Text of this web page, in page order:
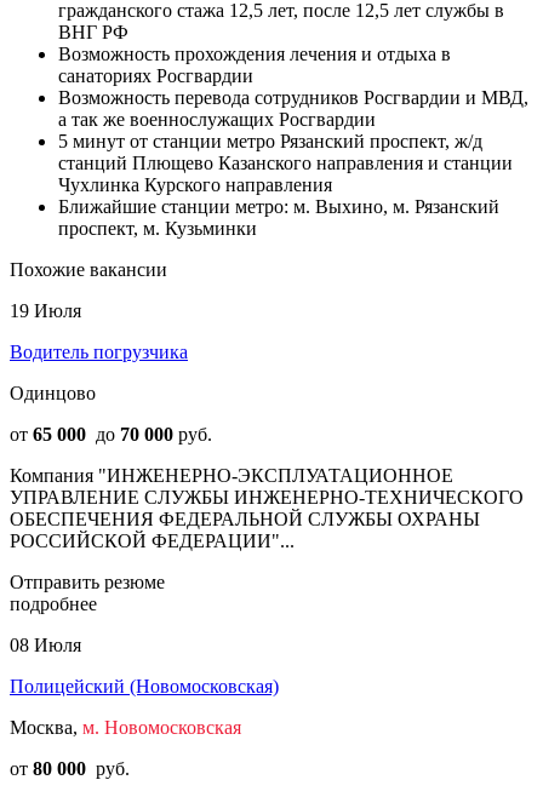
гражданского стажа 12,5 лет, после 12,5 лет службы в
ВНГ РФ
Возможность прохождения лечения и отдыха в
санаториях Росгвардии
Возможность перевода сотрудников Росгвардии и МВД,
а так же военнослужащих Росгвардии
5 минут от станции метро Рязанский проспект, ж/д
станций Плющево Казанского направления и станции
Чухлинка Курского направления
Ближайшие станции метро: м. Выхино, м. Рязанский
проспект, м. Кузьминки
Похожие вакансии
19 Июля
Водитель погрузчика
Одинцово
от 65 000 до 70 000 руб.
Компания "ИНЖЕНЕРНО-ЭКСПЛУАТАЦИОННОЕ
УПРАВЛЕНИЕ СЛУЖБЫ ИНЖЕНЕРНО-ТЕХНИЧЕСКОГО
ОБЕСПЕЧЕНИЯ ФЕДЕРАЛЬНОЙ СЛУЖБЫ ОХРАНЫ
РОССИЙСКОЙ ФЕДЕРАЦИИ"...
Отправить резюме
подробнее
08 Июля
Полицейский (Новомосковская)
Москва, м. Новомосковская
от 80 000 руб.